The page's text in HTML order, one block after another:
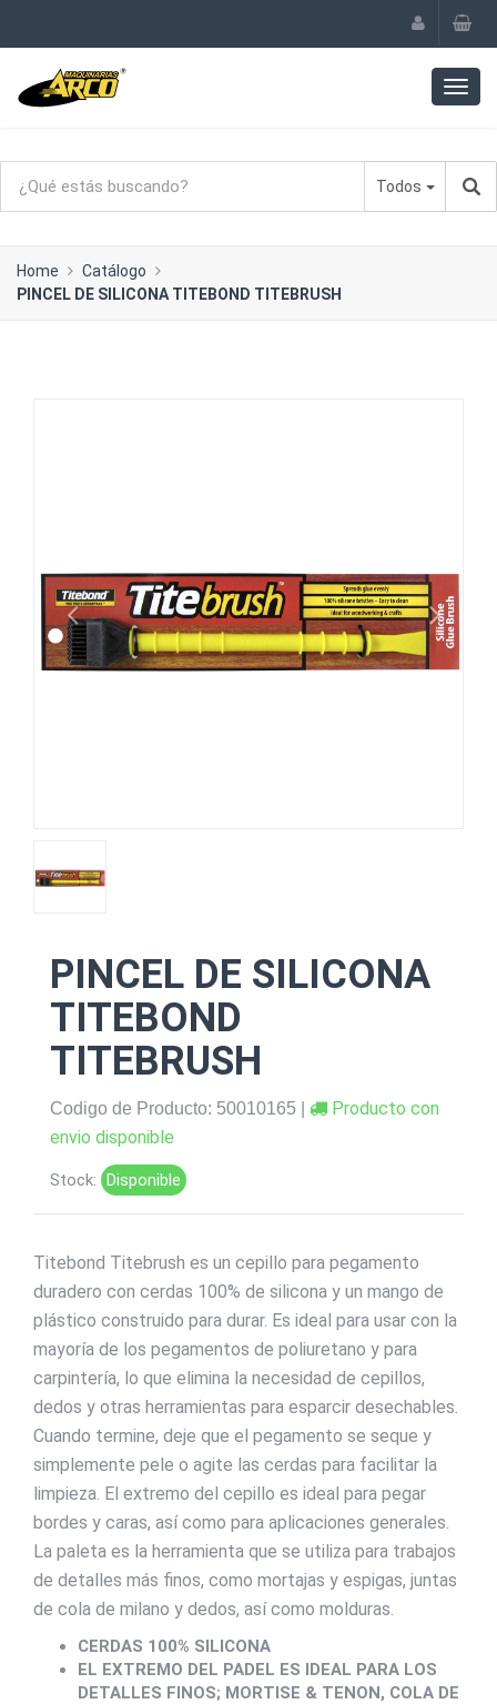
Todos
Home
Catálogo
PINCEL DE SILICONA TITEBOND TITEBRUSH
PINCEL DE SILICONA
TITEBOND
TITEBRUSH
Codigo de Producto: 50010165 |
Producto con
envio disponible
Stock: Disponible
Titebond Titebrush es un cepillo para pegamento
duradero con cerdas 100% de silicona y un mango de
plástico construido para durar. Es ideal para usar con la
mayoría de los pegamentos de poliuretano y para
carpintería, lo que elimina la necesidad de cepillos,
dedos y otras herramientas para esparcir desechables.
Cuando termine, deje que el pegamento se seque y
simplemente pele o agite las cerdas para facilitar la
limpieza. El extremo del cepillo es ideal para pegar
bordes y caras, así como para aplicaciones generales.
La paleta es la herramienta que se utiliza para trabajos
de detalles más finos, como mortajas y espigas, juntas
de cola de milano y dedos, así como molduras.
CERDAS 100% SILICONA
​​​​​EL EXTREMO DEL PADEL ES IDEAL PARA LOS
DETALLES FINOS; MORTISE & TENON, COLA DE